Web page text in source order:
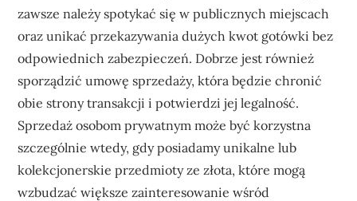
zawsze należy spotykać się w publicznych miejscach
oraz unikać przekazywania dużych kwot gotówki bez
odpowiednich zabezpieczeń. Dobrze jest również
sporządzić umowę sprzedaży, która będzie chronić
obie strony transakcji i potwierdzi jej legalność.
Sprzedaż osobom prywatnym może być korzystna
szczególnie wtedy, gdy posiadamy unikalne lub
kolekcjonerskie przedmioty ze złota, które mogą
wzbudzać większe zainteresowanie wśród